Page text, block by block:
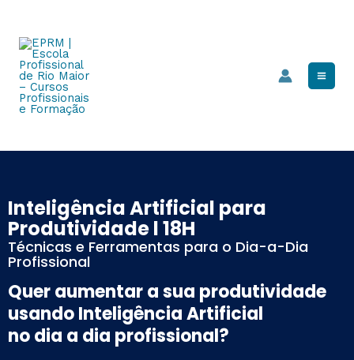
content
Inteligência Artificial para
Produtividade l 18H
Técnicas e Ferramentas para o Dia-a-Dia
Profissional
Quer aumentar a sua produtividade
usando Inteligência Artificial
no dia a dia profissional?